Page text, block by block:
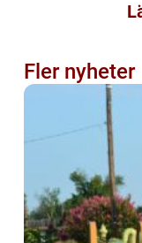
Fler nyheter